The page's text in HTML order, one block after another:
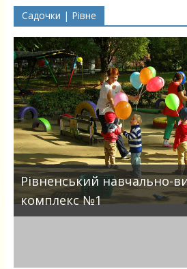
Садочки | Рівне
Рівненський навчально-
комплекс №1